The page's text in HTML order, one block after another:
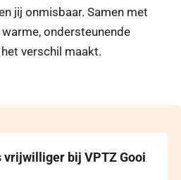
jij onmisbaar. Samen met
warme, ondersteunende
verschil maakt.
vrijwilliger bij VPTZ Gooi